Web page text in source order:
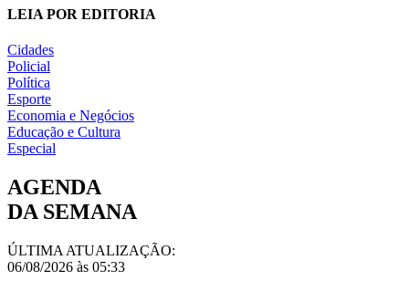
LEIA POR EDITORIA
Cidades
Policial
Política
Esporte
Economia e Negócios
Educação e Cultura
Especial
AGENDA
DA SEMANA
ÚLTIMA ATUALIZAÇÃO:
06/08/2026 às 05:33